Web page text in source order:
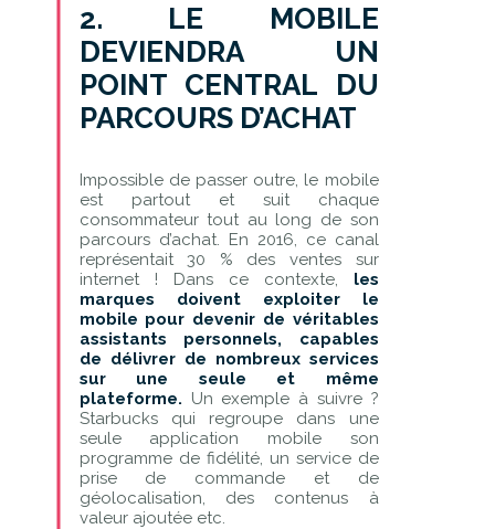
2. LE MOBILE
DEVIENDRA UN
POINT CENTRAL DU
PARCOURS D’ACHAT
Impossible de passer outre, le mobile
est partout et suit chaque
consommateur tout au long de son
parcours d’achat. En 2016, ce canal
représentait 30 % des ventes sur
internet ! Dans ce contexte, les
marques doivent exploiter le
mobile pour devenir de véritables
assistants personnels, capables
de délivrer de nombreux services
sur une seule et même
plateforme. Un exemple à suivre ?
Starbucks qui regroupe dans une
seule application mobile son
programme de fidélité, un service de
prise de commande et de
géolocalisation, des contenus à
valeur ajoutée etc.